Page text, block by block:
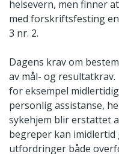
helsevern, men finner
med forskriftsfesting
3 nr. 2.
Dagens krav om
av mål- og
for eksempel
personlig assistanse,
sykehjem blir erstattet
begreper kan imidlertid
utfordringer både